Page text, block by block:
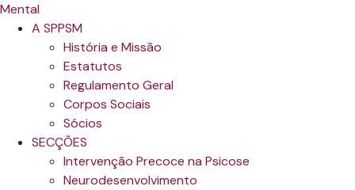
A SPPSM
História e Missão
Estatutos
Regulamento Geral
Corpos Sociais
Sócios
SECÇÕES
Intervenção Precoce na Psicose
Neurodesenvolvimento